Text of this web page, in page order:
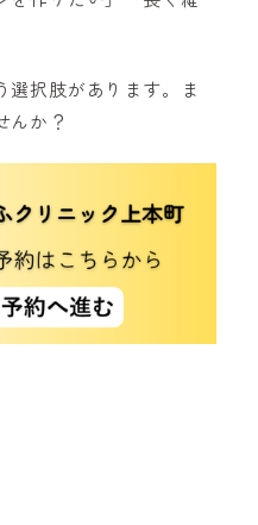
選択肢があります。ま
んか？